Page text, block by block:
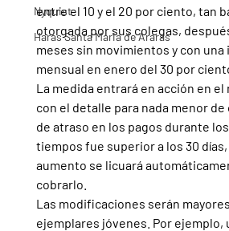
Nyquist
Haras Santa Maria de Araras
entre el 10 y el 20 por ciento, tan
otorgada por sus colegas,
meses sin movimientos y con una
mensual en enero del 30 por
La medida entrará en acción en
con el detalle para nada menor
de atraso en los pagos durante
tiempos fue superior a los 30
aumento se licuará
cobrarlo.
Las modificaciones serán
ejemplares jóvenes. Por ejemplo,